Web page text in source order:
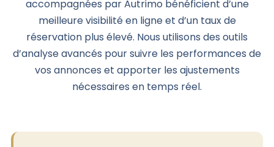
accompagnées par Autrimo bénéficient d’une
meilleure visibilité en ligne et d’un taux de
réservation plus élevé. Nous utilisons des outils
d’analyse avancés pour suivre les performances de
vos annonces et apporter les ajustements
nécessaires en temps réel.